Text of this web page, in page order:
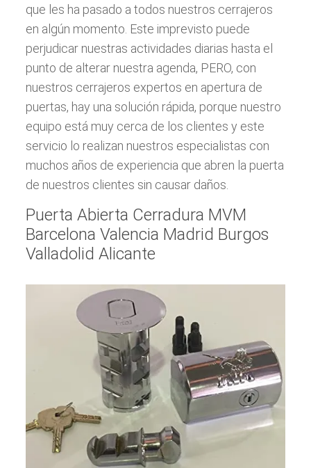
que les ha pasado a todos nuestros cerrajeros
en algún momento. Este imprevisto puede
perjudicar nuestras actividades diarias hasta el
punto de alterar nuestra agenda, PERO, con
nuestros cerrajeros expertos en apertura de
puertas, hay una solución rápida, porque nuestro
equipo está muy cerca de los clientes y este
servicio lo realizan nuestros especialistas con
muchos años de experiencia que abren la puerta
de nuestros clientes sin causar daños.
Puerta Abierta Cerradura MVM
Barcelona Valencia Madrid Burgos
Valladolid Alicante